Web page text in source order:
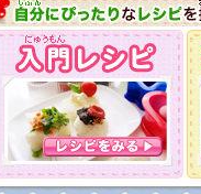
2019/06/04 の更新情報
ファーマ村からコーンシェフ
2018/07/01 の更新情報
チャレンジ企画第三弾！お母
てごはんを作ろう！は終了致
とうございました。次回企画